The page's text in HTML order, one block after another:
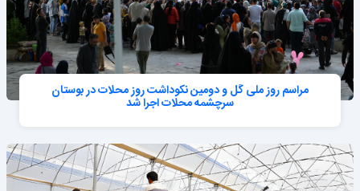
مراسم روز ملی گل و دومین نکوداشت روز محلات در بوستان
سرچشمه محلات اجرا شد